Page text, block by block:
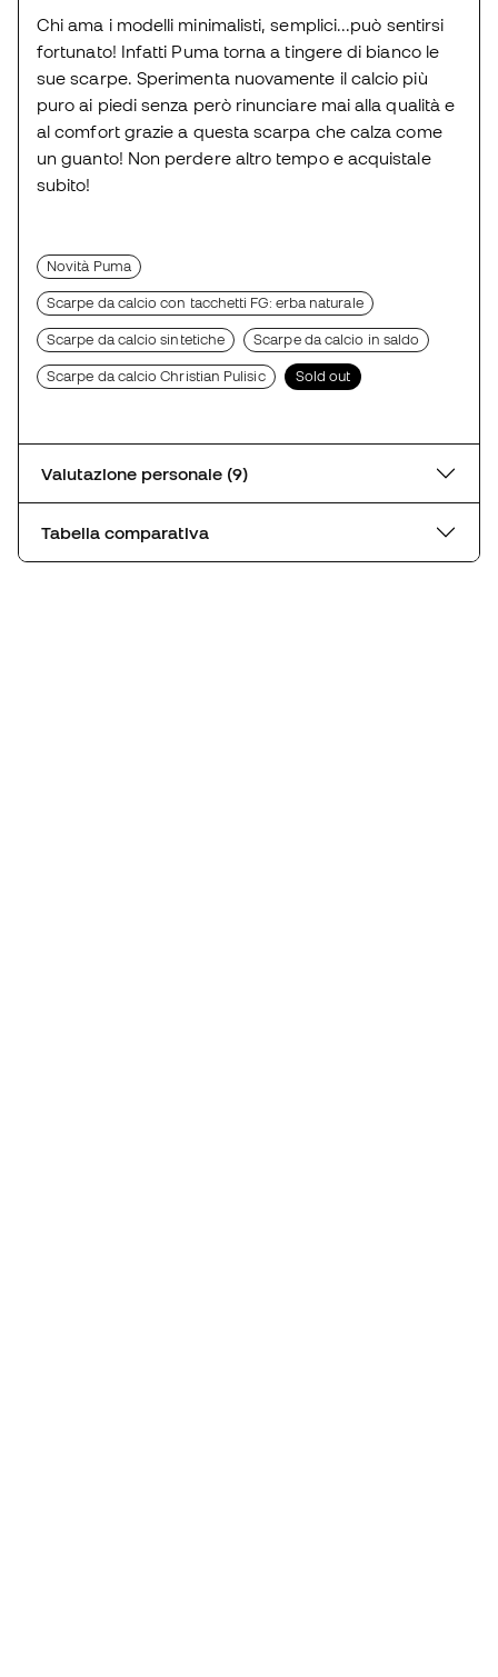
Chi ama i modelli minimalisti, semplici...può sentirsi
fortunato! Infatti Puma torna a tingere di bianco le
sue scarpe. Sperimenta nuovamente il calcio più
puro ai piedi senza però rinunciare mai alla qualità e
al comfort grazie a questa scarpa che calza come
un guanto! Non perdere altro tempo e acquistale
subito!
Novità Puma
Scarpe da calcio con tacchetti FG: erba naturale
Scarpe da calcio sintetiche Scarpe da calcio in saldo
Scarpe da calcio Christian Pulisic Sold out
Valutazione personale (9)
Tabella comparativa